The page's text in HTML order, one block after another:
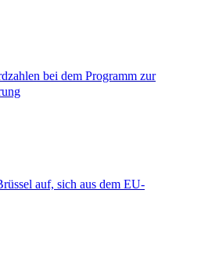
bei dem Programm zur
auf, sich aus dem EU-